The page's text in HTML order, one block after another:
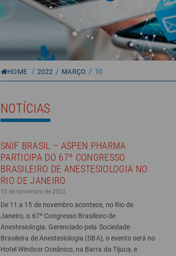
HOME / 2022 / MARÇO / 10
NOTÍCIAS
SNIF BRASIL – ASPEN PHARMA
PARTICIPA DO 67º CONGRESSO
BRASILEIRO DE ANESTESIOLOGIA NO
RIO DE JANEIRO
10 de novembro de 2022
De 11 a 15 de novembro acontece, no Rio de
Janeiro, o 67º Congresso Brasileiro de
Anestesiologia. Gerenciado pela Sociedade
Brasileira de Anestesiologia (SBA), o evento será no
Hotel Windsor Oceânico, na Barra da Tijuca, e